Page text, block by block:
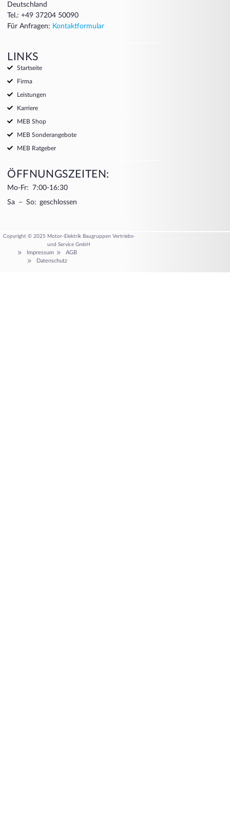
Deutschland
Tel.: +49 37204 50090
Für Anfragen: Kontaktformular
LINKS
Startseite
Firma
Leistungen
Karriere
MEB Shop
MEB Sonderangebote
MEB Ratgeber
ÖFFNUNGSZEITEN:
Mo-Fr: 7:00-16:30
Sa – So: geschlossen
Copyright © 2025 Motor-Elektrik Baugruppen Vertriebs-
und Service GmbH
Impressum
AGB
Datenschutz